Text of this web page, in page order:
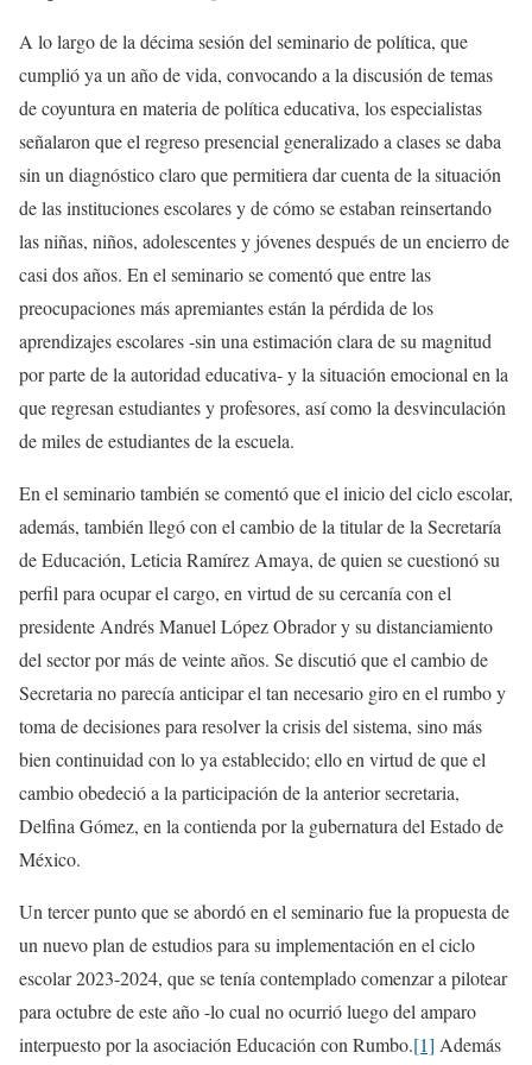
A lo largo de la décima sesión del seminario de política, que
cumplió ya un año de vida, convocando a la discusión de temas
de coyuntura en materia de política educativa, los especialistas
señalaron que el regreso presencial generalizado a clases se daba
sin un diagnóstico claro que permitiera dar cuenta de la situación
de las instituciones escolares y de cómo se estaban reinsertando
las niñas, niños, adolescentes y jóvenes después de un encierro de
casi dos años. En el seminario se comentó que entre las
preocupaciones más apremiantes están la pérdida de los
aprendizajes escolares -sin una estimación clara de su magnitud
por parte de la autoridad educativa- y la situación emocional en la
que regresan estudiantes y profesores, así como la desvinculación
de miles de estudiantes de la escuela.
En el seminario también se comentó que el inicio del ciclo escolar,
además, también llegó con el cambio de la titular de la Secretaría
de Educación, Leticia Ramírez Amaya, de quien se cuestionó su
perfil para ocupar el cargo, en virtud de su cercanía con el
presidente Andrés Manuel López Obrador y su distanciamiento
del sector por más de veinte años. Se discutió que el cambio de
Secretaria no parecía anticipar el tan necesario giro en el rumbo y
toma de decisiones para resolver la crisis del sistema, sino más
bien continuidad con lo ya establecido; ello en virtud de que el
cambio obedeció a la participación de la anterior secretaria,
Delfina Gómez, en la contienda por la gubernatura del Estado de
México.
Un tercer punto que se abordó en el seminario fue la propuesta de
un nuevo plan de estudios para su implementación en el ciclo
escolar 2023-2024, que se tenía contemplado comenzar a pilotear
para octubre de este año -lo cual no ocurrió luego del amparo
interpuesto por la asociación Educación con Rumbo.[1] Además